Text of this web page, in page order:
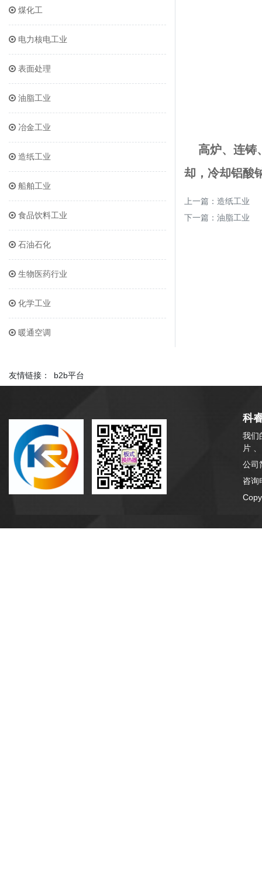
煤化工
电力核电工业
表面处理
油脂工业
冶金工业
造纸工业
船舶工业
食品饮料工业
石油石化
生物医药行业
化学工业
暖通空调
高炉、连铸
却，冷却铝酸
上一篇： 造纸工业
下一篇： 油脂工业
友情链接： b2b平台
科
我们
片
公司
咨询